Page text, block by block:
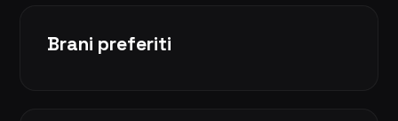
Brani preferiti